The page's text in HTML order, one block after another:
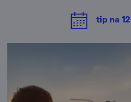
tip na 12